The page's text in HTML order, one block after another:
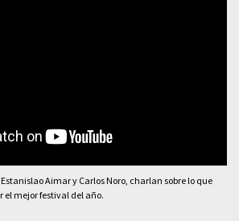
Aimar y Carlos Noro, charlan sobre lo que
el mejor festival del año.